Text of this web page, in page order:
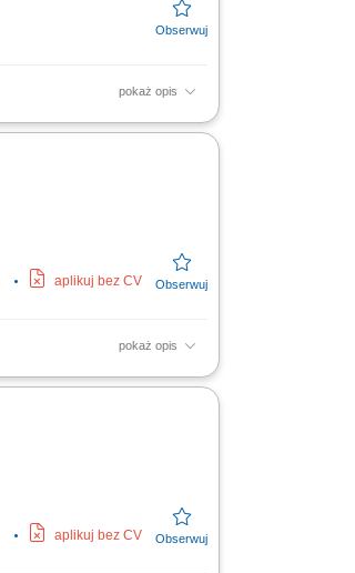
pokaż opis
aplikuj bez CV
pokaż opis
aplikuj bez CV